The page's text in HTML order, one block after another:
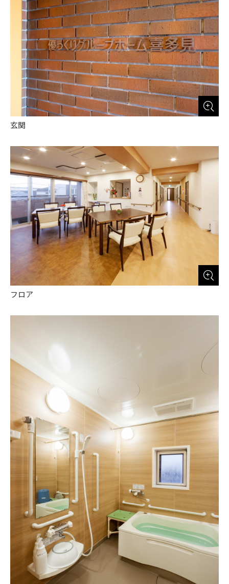
玄関
フロア